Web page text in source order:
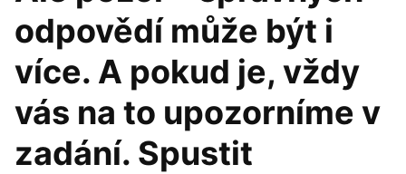
odpovědí může být i
více. A pokud je, vždy
vás na to upozorníme v
zadání. Spustit